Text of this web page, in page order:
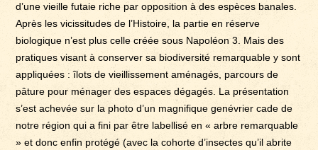
d’une vieille futaie riche par opposition à des espèces banales.
Après les vicissitudes de l’Histoire, la partie en réserve
biologique n’est plus celle créée sous Napoléon 3. Mais des
pratiques visant à conserver sa biodiversité remarquable y sont
appliquées : îlots de vieillissement aménagés, parcours de
pâture pour ménager des espaces dégagés. La présentation
s’est achevée sur la photo d’un magnifique genévrier cade de
notre région qui a fini par être labellisé en « arbre remarquable
» et donc enfin protégé (avec la cohorte d’insectes qu’il abrite